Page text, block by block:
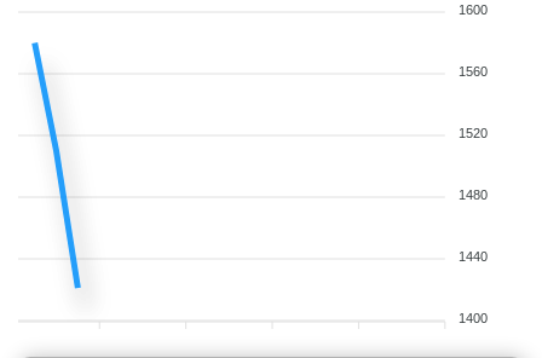
1600
1560
1520
1480
1440
1400